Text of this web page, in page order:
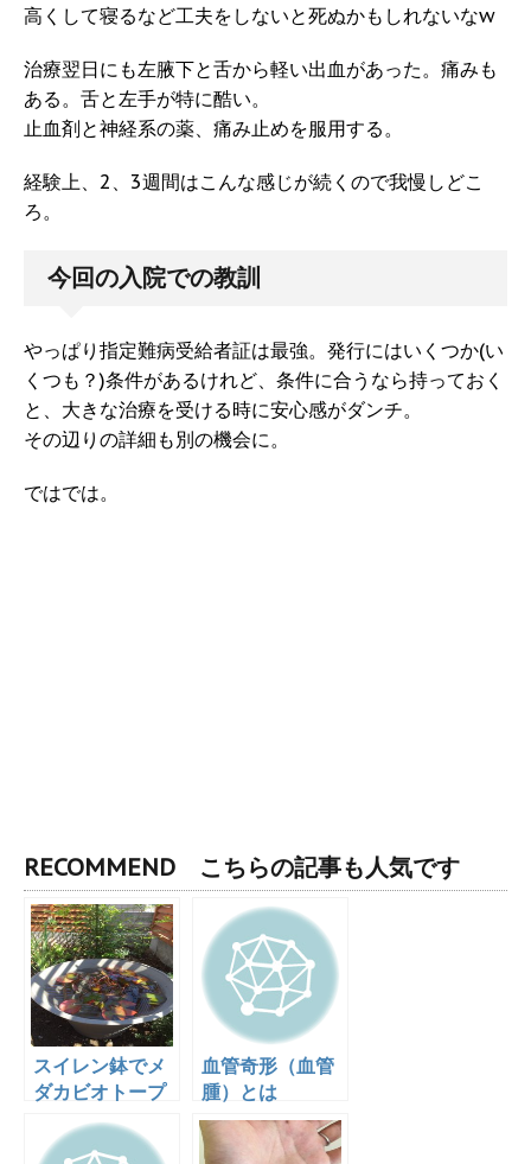
高くして寝るなど工夫をしないと死ぬかもしれないなw
治療翌日にも左腋下と舌から軽い出血があった。痛みも
ある。舌と左手が特に酷い。
止血剤と神経系の薬、痛み止めを服用する。
経験上、2、3週間はこんな感じが続くので我慢しどこ
ろ。
今回の入院での教訓
やっぱり指定難病受給者証は最強。発行にはいくつか(い
くつも？)条件があるけれど、条件に合うなら持っておく
と、大きな治療を受ける時に安心感がダンチ。
その辺りの詳細も別の機会に。
ではでは。
RECOMMEND こちらの記事も人気です
スイレン鉢でメ
ダカビオトープ
初めました！
血管奇形（血管
腫）とは